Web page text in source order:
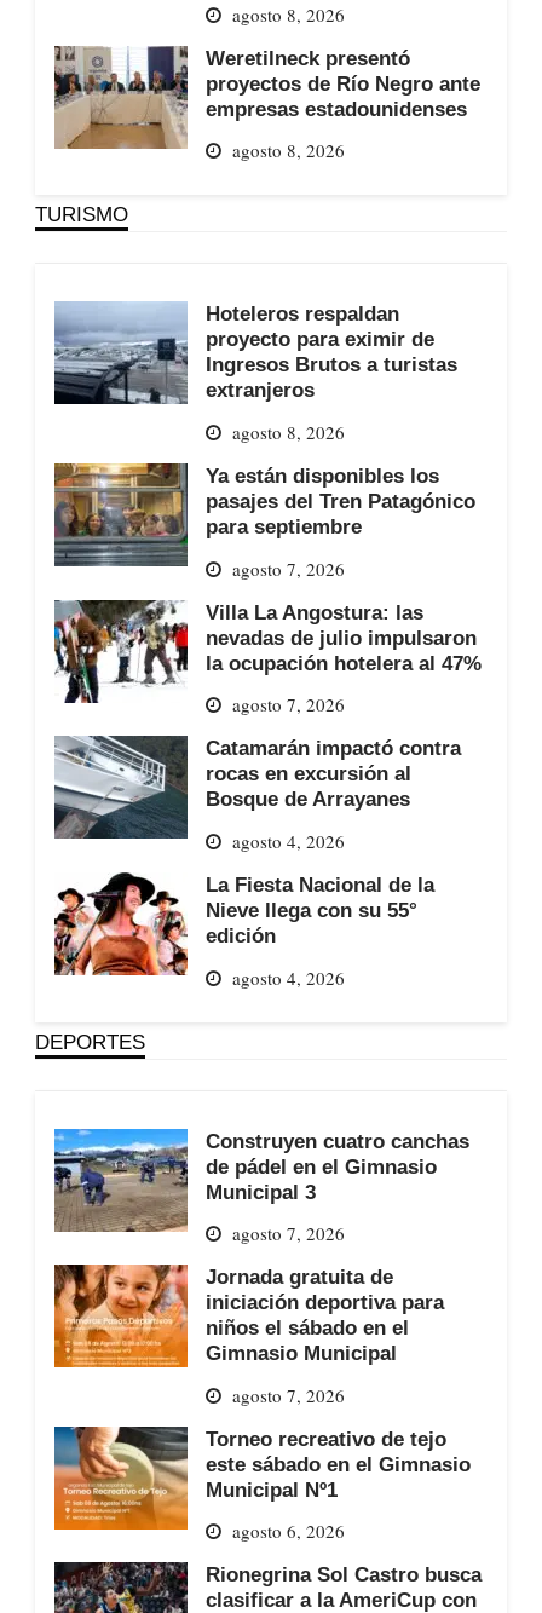
agosto 8, 2026
Weretilneck presentó
proyectos de Río Negro ante
empresas estadounidenses
agosto 8, 2026
TURISMO
Hoteleros respaldan
proyecto para eximir de
Ingresos Brutos a turistas
extranjeros
agosto 8, 2026
Ya están disponibles los
pasajes del Tren Patagónico
para septiembre
agosto 7, 2026
Villa La Angostura: las
nevadas de julio impulsaron
la ocupación hotelera al 47%
agosto 7, 2026
Catamarán impactó contra
rocas en excursión al
Bosque de Arrayanes
agosto 4, 2026
La Fiesta Nacional de la
Nieve llega con su 55°
edición
agosto 4, 2026
DEPORTES
Construyen cuatro canchas
de pádel en el Gimnasio
Municipal 3
agosto 7, 2026
Jornada gratuita de
iniciación deportiva para
niños el sábado en el
Gimnasio Municipal
agosto 7, 2026
Torneo recreativo de tejo
este sábado en el Gimnasio
Municipal Nº1
agosto 6, 2026
Rionegrina Sol Castro busca
clasificar a la AmeriCup con